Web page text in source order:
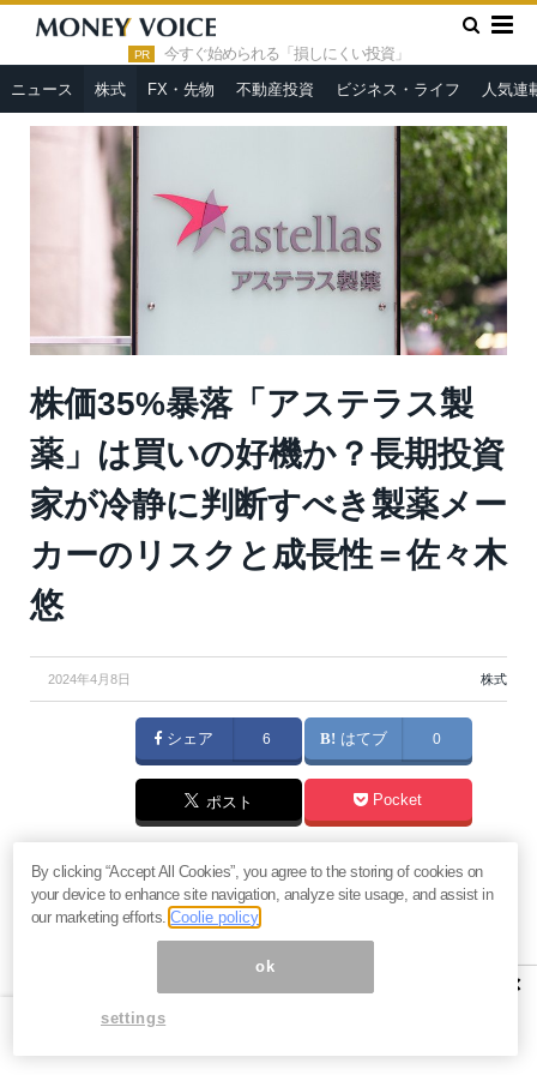
PR 今すぐ始められる「損しにくい投資」
ニュース 株式 FX・先物 不動産投資 ビジネス・ライフ 人気連
HOME » 株式 »
株価35%暴落「アステラス製薬」は買いの好
機か？長期投資家が冷静に判断すべき製薬メーカーのリスクと成長
株価35%暴落「アステラス製
薬」は買いの好機か？長期投資
家が冷静に判断すべき製薬メー
カーのリスクと成長性＝佐々木
悠
2024年4月8日 株式
シェア 6 はてブ 0
ポスト Pocket
本稿で取り上げる企業はアステラス製薬＜4503＞で
す。業績予想は3連続の下方修正で、株価は35％も暴
落…。長期投資家にとってこの絶望的な状況は買いで
しょうか？売りでしょうか？安定しているはずの製薬
×
By clicking “Accept All Cookies”, you agree to the storing of cookies on
your device to enhance site navigation, analyze site usage, and assist in
our marketing efforts.Coolie policy
ok
settings